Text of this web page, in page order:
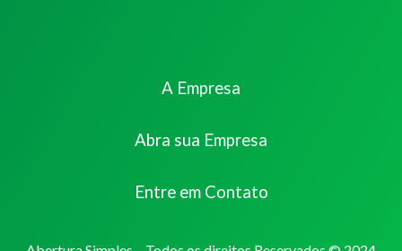
A Empresa
Abra sua Empresa
Entre em Contato